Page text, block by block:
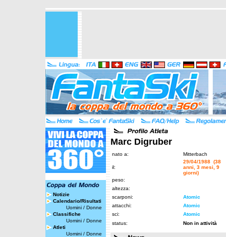
Notizie
Calendario/Risultati
Uomini / Donne
Classifiche
Uomini / Donne
Atleti
Uomini / Donne
Marc Digruber
nato a: Mitterbach
il:
29/04/1988 (38
anni, 3 mesi, 9
giorni)
peso:
altezza:
scarponi:
Atomic
attacchi:
Atomic
sci:
Atomic
status:
Non in attività